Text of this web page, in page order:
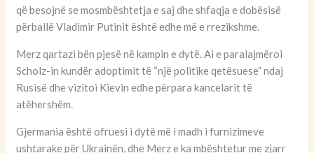
që besojnë se mosmbështetja e saj dhe shfaqja e dobësisë
përballë Vladimir Putinit është edhe më e rrezikshme.
Merz qartazi bën pjesë në kampin e dytë. Ai e paralajmëroi
Scholz-in kundër adoptimit të “një politike qetësuese” ndaj
Rusisë dhe vizitoi Kievin edhe përpara kancelarit të
atëhershëm.
Gjermania është ofruesi i dytë më i madh i furnizimeve
ushtarake për Ukrainën, dhe Merz e ka mbështetur me zjarr